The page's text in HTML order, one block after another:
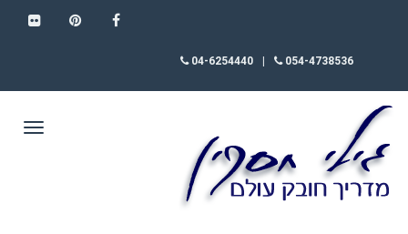
054-4738536
04-6254440